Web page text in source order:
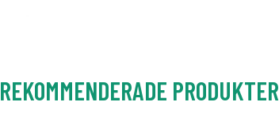
REKOMMENDERADE PRODUKTER